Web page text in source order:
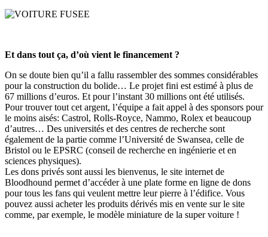
Et dans tout ça, d’où vient le financement ?
On se doute bien qu’il a fallu rassembler des sommes considérables
pour la construction du bolide… Le projet fini est estimé à plus de
67 millions d’euros. Et pour l’instant 30 millions ont été utilisés.
Pour trouver tout cet argent, l’équipe a fait appel à des sponsors pour
le moins aisés: Castrol, Rolls-Royce, Nammo, Rolex et beaucoup
d’autres… Des universités et des centres de recherche sont
également de la partie comme l’Université de Swansea, celle de
Bristol ou le EPSRC (conseil de recherche en ingénierie et en
sciences physiques).
Les dons privés sont aussi les bienvenus, le site internet de
Bloodhound permet d’accéder à une plate forme en ligne de dons
pour tous les fans qui veulent mettre leur pierre à l’édifice. Vous
pouvez aussi acheter les produits dérivés mis en vente sur le site
comme, par exemple, le modèle miniature de la super voiture !